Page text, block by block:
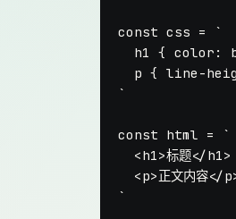
const css =
`
h1 { color:
p { line-
`
const html =
`
  <h1>标题</h1>
<p>正文内容</
`